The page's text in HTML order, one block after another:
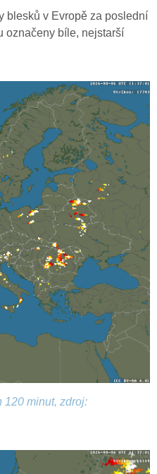
blesků v Evropě za poslední
označeny bíle, nejstarší
120 minut, zdroj: